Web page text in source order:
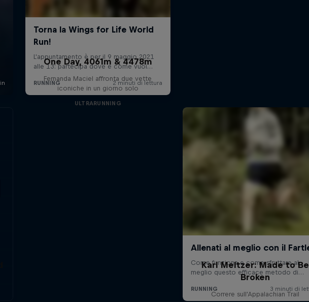
One Day, 4061m & 4478m
Fernanda Maciel affronta due vette
iconiche in un giorno solo
ULTRARUNNING
Karl Meltzer: Made to Be
Broken
Correre sull'Appalachian Trail